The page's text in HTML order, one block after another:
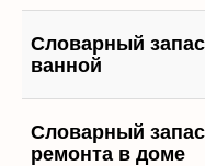
Словарный
ванной
Словарный
ремонта в доме